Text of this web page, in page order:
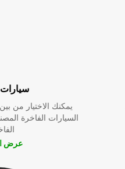
يمكنك الاختيار من
السيارات الفاخرة
عرض